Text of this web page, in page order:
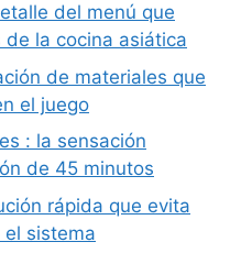
del menú que
la cocina asiática
de materiales que
el juego
: la sensación
de 45 minutos
rápida que evita
sistema